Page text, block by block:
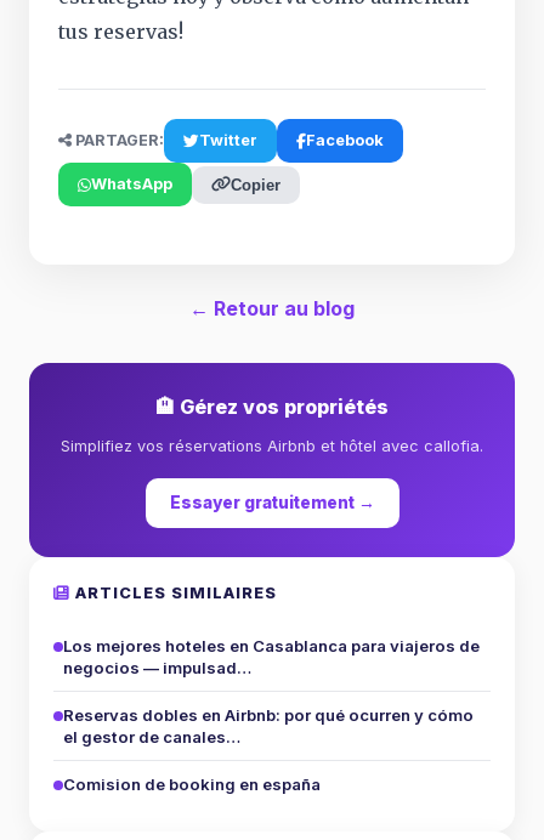
tus reservas!
PARTAGER: Twitter Facebook
WhatsApp Copier
← Retour au blog
🏨 Gérez vos propriétés
Simplifiez vos réservations Airbnb et hôtel avec callofia.
Essayer gratuitement →
ARTICLES SIMILAIRES
Los mejores hoteles en Casablanca para viajeros de
negocios — impulsad…
Reservas dobles en Airbnb: por qué ocurren y cómo
el gestor de canales…
Comision de booking en españa